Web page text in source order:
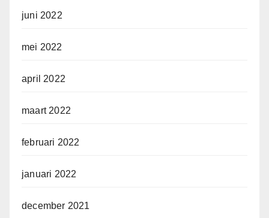
juni 2022
mei 2022
april 2022
maart 2022
februari 2022
januari 2022
december 2021